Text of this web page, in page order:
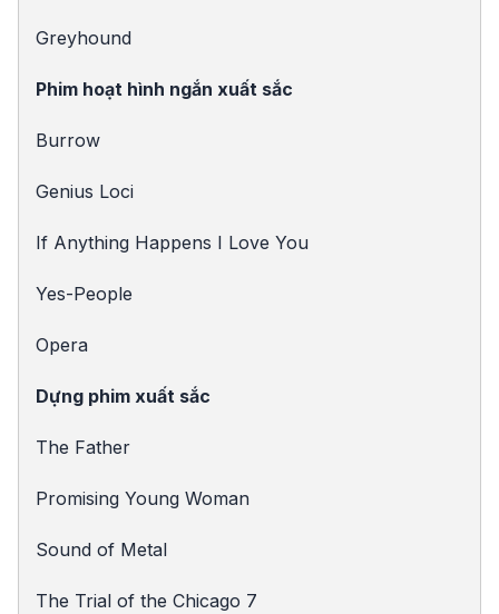
Greyhound
Phim hoạt hình ngắn xuất sắc
Burrow
Genius Loci
If Anything Happens I Love You
Yes-People
Opera
Dựng phim xuất sắc
The Father
Promising Young Woman
Sound of Metal
The Trial of the Chicago 7